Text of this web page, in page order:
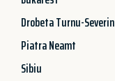
Drobeta Turnu-Severin
Piatra Neamt
Sibiu